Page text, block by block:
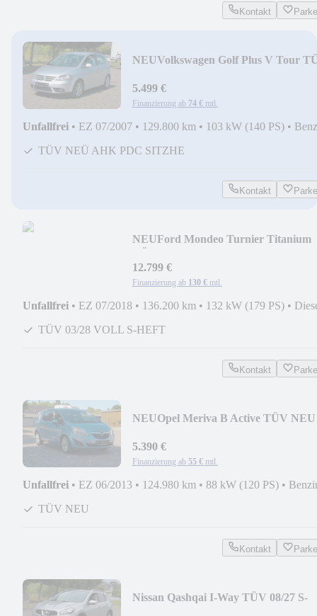
Kontakt
NEUVolkswagen Golf Plus V Tour
5.499 €
Finanzierung ab 74 € mtl.
Unfallfrei • EZ 07/2007 • 129.800 km • 103 kW (140 PS) •
TÜV NEÜ AHK PDC SITZHE
Kontakt
NEUFord Mondeo Turnier Titanium
12.799 €
Finanzierung ab 130 € mtl.
Unfallfrei • EZ 07/2018 • 136.200 km • 132 kW (179 PS) •
TÜV 03/28 VOLL S-HEFT
Kontakt
NEUOpel Meriva B Active TÜV NEU
5.390 €
Finanzierung ab 55 € mtl.
Unfallfrei • EZ 06/2013 • 124.980 km • 88 kW (120 PS) •
TÜV NEU
Kontakt
Nissan Qashqai I-Way TÜV 08/27 S-